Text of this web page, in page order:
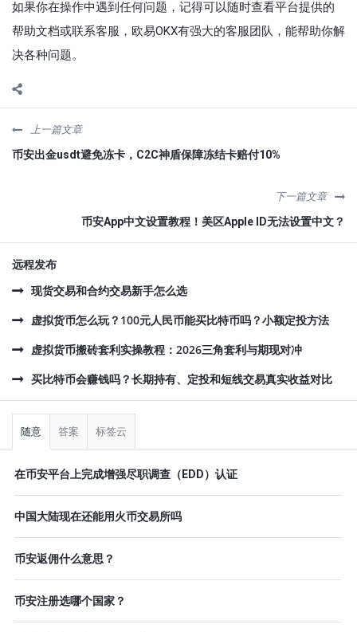
如果你在操作中遇到任何问题，记得可以随时查看平台提供的
帮助文档或联系客服，欧易OKX有强大的客服团队，能帮助你解
决各种问题。
上一篇文章
币安出金usdt避免冻卡，C2C神盾保障冻结卡赔付10%
下一篇文章
币安App中文设置教程！美区Apple ID无法设置中文？
远程发布
现货交易和合约交易新手怎么选
虚拟货币怎么玩？100元人民币能买比特币吗？小额定投方法
虚拟货币搬砖套利实操教程：2026三角套利与期现对冲
买比特币会赚钱吗？长期持有、定投和短线交易真实收益对比
侧
随意 答案 标签云
在币安平台上完成增强尽职调查（EDD）认证
中国大陆现在还能用火币交易所吗
币安返佣什么意思？
币安注册选哪个国家？